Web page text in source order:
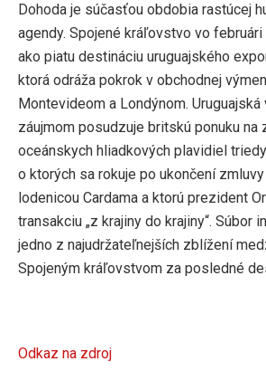
Dohoda je súčasťou obdobia rastúcej
agendy. Spojené kráľovstvo vo
ako piatu destináciu uruguajského
ktorá odráža pokrok v obchodnej
Montevideom a Londýnom.
záujmom posudzuje britskú ponuku na
oceánskych hliadkových plavidiel
o ktorých sa rokuje po ukončení
lodenicou Cardama a ktorú prezident
transakciu „z krajiny do krajiny“. Súbor
jedno z najudržateľnejších zblížení
Spojeným kráľovstvom za posledné
Odkaz na zdroj